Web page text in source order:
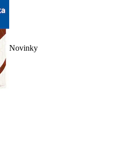
Novinky